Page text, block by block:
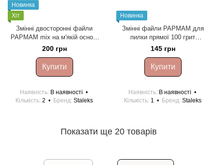
Новинка
Хіт
Змінні двосторонні файли
PAPMAM mix на м'якій основі
EXPERT 20 100/180 грит (25
200 грн
Купити
Наявність В наявності
Кількість 2 Бренд Staleks
Новинка
Змінні файли PAPMAM для
пилки прямої 100 грит
STALEKS PRO SMART 22 50
шт DFC-22-100
145 грн
Купити
Наявність В наявності
Кількість 1 Бренд Staleks
Показати ще 20 товарів